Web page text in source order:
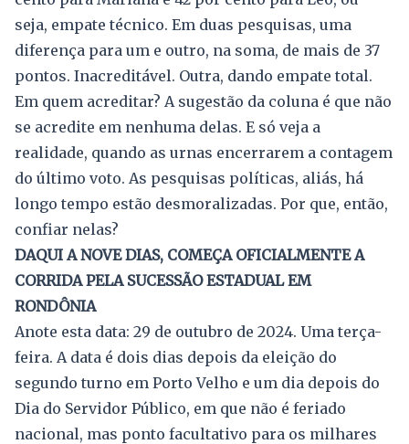
seja, empate técnico. Em duas pesquisas, uma
diferença para um e outro, na soma, de mais de 37
pontos. Inacreditável. Outra, dando empate total.
Em quem acreditar? A sugestão da coluna é que não
se acredite em nenhuma delas. E só veja a
realidade, quando as urnas encerrarem a contagem
do último voto. As pesquisas políticas, aliás, há
longo tempo estão desmoralizadas. Por que, então,
confiar nelas?
DAQUI A NOVE DIAS, COMEÇA OFICIALMENTE A
CORRIDA PELA SUCESSÃO ESTADUAL EM
RONDÔNIA
Anote esta data: 29 de outubro de 2024. Uma terça-
feira. A data é dois dias depois da eleição do
segundo turno em Porto Velho e um dia depois do
Dia do Servidor Público, em que não é feriado
nacional, mas ponto facultativo para os milhares